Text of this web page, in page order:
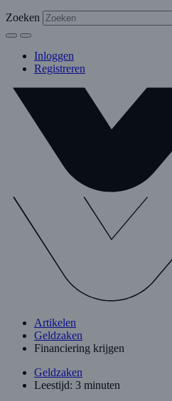
Zoeken
Inloggen
Registreren
Artikelen
Geldzaken
Financiering krijgen
Geldzaken
Leestijd: 3 minuten